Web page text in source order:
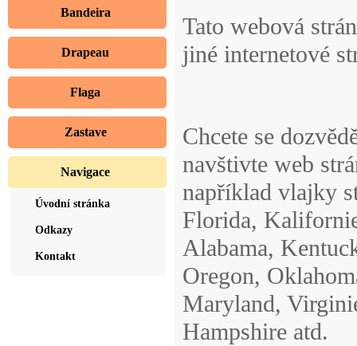
Bandeira
Drapeau
Flaga
Zastave
Navigace
Úvodní stránka
Odkazy
Kontakt
Tato webová
jiné internetové
Chcete se
navštivte web
například vlajky
Florida,
Alabama,
Oregon,
Maryland,
Hampshire atd.